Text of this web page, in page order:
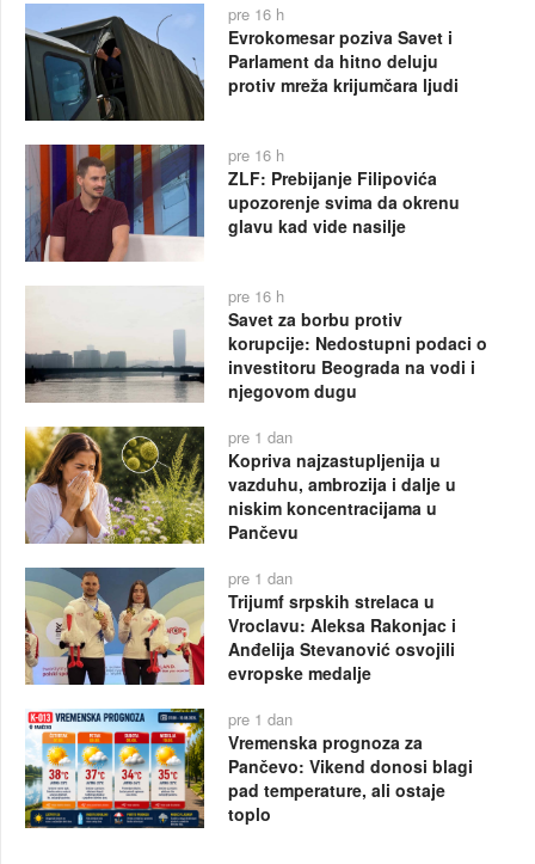
pre 16 h
Evrokomesar poziva Savet i
Parlament da hitno deluju
protiv mreža krijumčara ljudi
pre 16 h
ZLF: Prebijanje Filipovića
upozorenje svima da okrenu
glavu kad vide nasilje
pre 16 h
Savet za borbu protiv
korupcije: Nedostupni podaci o
investitoru Beograda na vodi i
njegovom dugu
pre 1 dan
Kopriva najzastupljenija u
vazduhu, ambrozija i dalje u
niskim koncentracijama u
Pančevu
pre 1 dan
Trijumf srpskih strelaca u
Vroclavu: Aleksa Rakonjac i
Anđelija Stevanović osvojili
evropske medalje
pre 1 dan
Vremenska prognoza za
Pančevo: Vikend donosi blagi
pad temperature, ali ostaje
toplo